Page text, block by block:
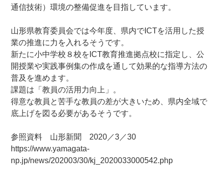
通信技術）環境の整備促進を目指しています。
山形県教育委員会では今年度、県内でICTを活用した授
業の推進に力を入れるそうです。
新たに小中学校８校をICT教育推進拠点校に指定し、公
開授業や実践事例集の作成を通して効果的な指導方法の
普及を進めます。
課題は「教員の活用力向上」。
得意な教員と苦手な教員の差が大きいため、県内全域で
底上げを図る必要があるそうです。
参照資料 山形新聞 2020／3／30
https://www.yamagata-
np.jp/news/202003/30/kj_2020033000542.php